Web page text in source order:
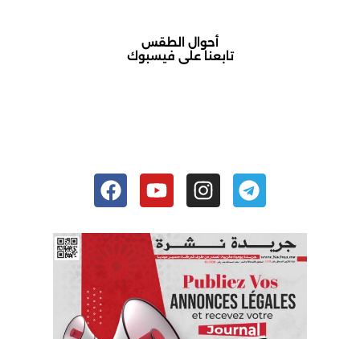
أحوال الطقس
أكادير حالة الطقستابعنا على فيسبوك
Telegram
Instagram
Youtube
Facebook